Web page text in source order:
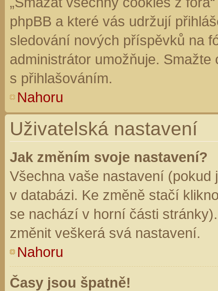
phpBB a které vás udržují
sledování nových příspěvků na
administrátor umožňuje.
s přihlašováním.
Nahoru
Uživatelská nastavení
Jak změním svoje nastavení?
Všechna vaše nastavení (pokud
v databázi. Ke změně stačí
se nachází v horní části
změnit veškerá svá nastavení.
Nahoru
Časy jsou špatně!